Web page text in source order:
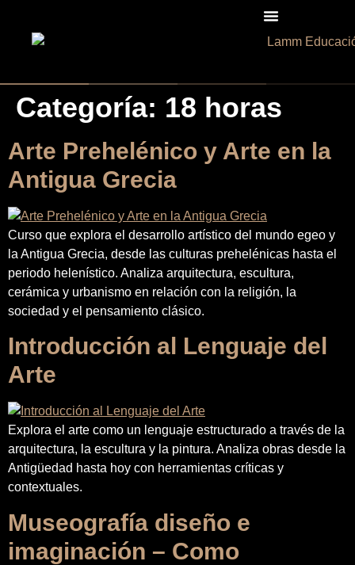
Categoría: 18 horas
Arte Prehelénico y Arte en la
Antigua Grecia
Curso que explora el desarrollo artístico del mundo egeo y
la Antigua Grecia, desde las culturas prehelénicas hasta el
periodo helenístico. Analiza arquitectura, escultura,
cerámica y urbanismo en relación con la religión, la
sociedad y el pensamiento clásico.
Introducción al Lenguaje del
Arte
Explora el arte como un lenguaje estructurado a través de la
arquitectura, la escultura y la pintura. Analiza obras desde la
Antigüedad hasta hoy con herramientas críticas y
contextuales.
Museografía diseño e
imaginación – Como